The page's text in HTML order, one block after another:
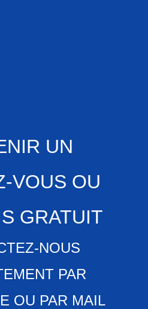
UN
VOUS OU
GRATUIT
NOUS
PAR
OU PAR MAIL